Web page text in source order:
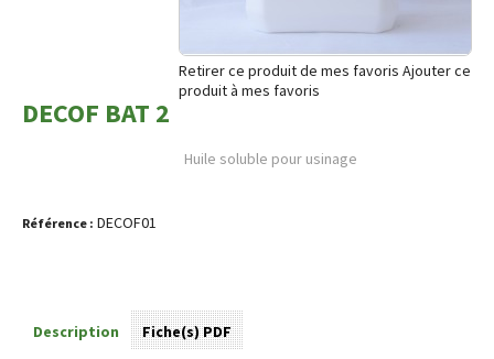
Retirer ce produit de mes favoris Ajouter ce
produit à mes favoris
DECOF BAT 2
Huile soluble pour usinage
Référence : DECOF01
Description
Fiche(s) PDF